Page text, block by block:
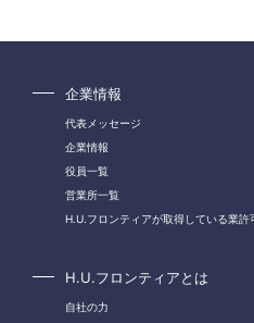
企業情報
代表メッセージ
企業情報
役員一覧
営業所一覧
H.U.フロンティアが取得している業許
H.U.フロンティアとは
自社の力